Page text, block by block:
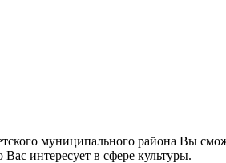
муниципального района Вы
интересует в сфере культуры.